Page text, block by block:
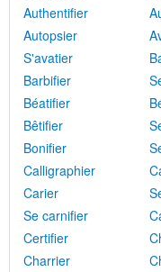
Authentifier
Autopsier
S'avatier
Barbifier
Béatifier
Bêtifier
Bonifier
Calligraphier
Carier
Se carnifier
Certifier
Charrier